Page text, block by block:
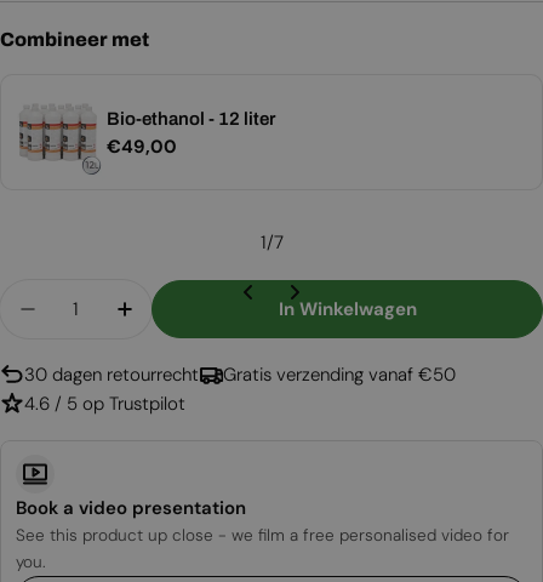
Combineer met
Bio-ethanol - 12 liter
Normale
€49,00
1/7
Aantal Verlagen Voor Nashville - Witte
Aantal Verhogen Voor Nashville -
In Winkelwagen
30 dagen retourrecht
Gratis verzending vanaf €50
4.6 / 5 op Trustpilot
Book a video presentation
See this product up close - we film a free personalised video for
you.